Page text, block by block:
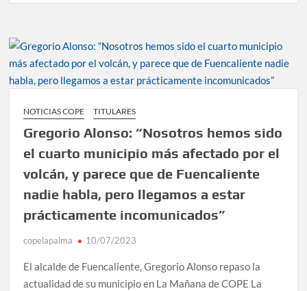
NOTICIAS COPE TITULARES
Gregorio Alonso: “Nosotros hemos sido
el cuarto municipio más afectado por el
volcán, y parece que de Fuencaliente
nadie habla, pero llegamos a estar
prácticamente incomunicados”
copelapalma 10/07/2023
El alcalde de Fuencaliente, Gregorio Alonso repaso la
actualidad de su municipio en La Mañana de COPE La